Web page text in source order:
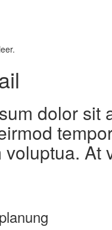
dolor sit
voluptua. At